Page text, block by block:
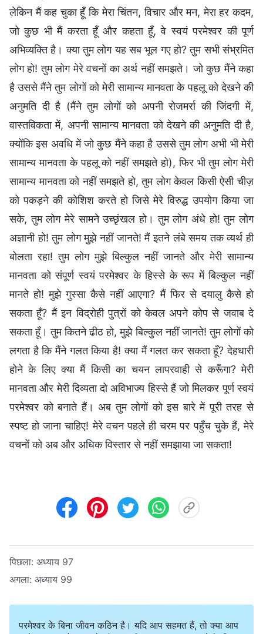
लेकिन मैं कह चुका हूँ कि मेरा चिंतन, विचार और मन, मेरा हर कदम,
जो कुछ भी मैं करता हूँ और कहता हूँ, वे स्वयं परमेश्वर की पूर्ण
अभिव्यक्ति है। क्या तुम लोग यह सब भूल गए हो? तुम सभी संभ्रमित
लोग हो! तुम लोग मेरे वचनों का अर्थ नहीं समझते। जो कुछ मैंने कहा
है उससे मैंने तुम लोगों को मेरी सामान्य मानवता के पहलू को देखने की
अनुमति दी है (मैंने तुम लोगों को अपनी रोजमर्रा की जिंदगी में,
वास्तविकता में, अपनी सामान्य मानवता को देखने की अनुमति दी है,
क्योंकि इस अवधि में जो कुछ मैंने कहा है उससे तुम लोग अभी भी मेरी
सामान्य मानवता के पहलू को नहीं समझते हो), फिर भी तुम लोग मेरी
सामान्य मानवता को नहीं समझते हो, तुम लोग केवल किसी ऐसी चीज़
को पकड़ने की कोशिश करते हो जिसे मेरे विरुद्ध उपयोग किया जा
सके, तुम लोग मेरे सामने उच्छृंखल हो। तुम लोग अंधे हो! तुम लोग
अज्ञानी हो! तुम लोग मुझे नहीं जानते! मैं इतने लंबे समय तक व्यर्थ ही
बोलता रहा! तुम लोग मुझे बिल्कुल नहीं जानते और मेरी सामान्य
मानवता को संपूर्ण स्वयं परमेश्वर के हिस्से के रूप में बिल्कुल नहीं
मानते हो! मुझे गुस्सा कैसे नहीं आएगा? मैं फिर से दयालु कैसे हो
सकता हूँ? मैं इन विद्रोही पुत्रों को केवल अपने कोप से जवाब दे
सकता हूँ। तुम कितने ढीठ हो, मुझे बिल्कुल नहीं जानते! तुम लोगों को
लगता है कि मैंने गलत किया है! क्या मैं गलत कर सकता हूँ? देहधारी
होने के लिए क्या मैं किसी का चयन लापरवाही से करूँगा? मेरी
मानवता और मेरी दिव्यता दो अविभाज्य हिस्से हैं जो मिलकर पूर्ण स्वयं
परमेश्वर को बनाते हैं। अब तुम लोगों को इस बारे में पूरी तरह से
स्पष्ट हो जाना चाहिए! मेरे वचन पहले ही चरम पर पहुँच चुके हैं, मेरे
वचनों को अब और अधिक विस्तार से नहीं समझाया जा सकता!
पिछला: अध्याय 97
अगला: अध्याय 99
परमेश्वर के बिना जीवन कठिन है। यदि आप सहमत हैं, तो क्या आप